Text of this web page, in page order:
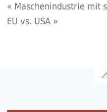
« Maschenindustrie mit
EU vs. USA»